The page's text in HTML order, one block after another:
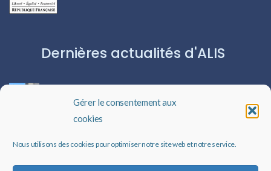
Gérer le consentement aux
cookies
Nous utilisons des cookies pour optimiser notre site web et notre service.
Dernières actualités d'ALIS
Les livres audio : une porte ouverte sur l’évasion